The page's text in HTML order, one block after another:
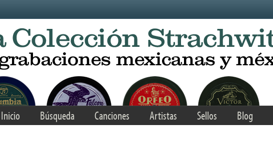
Inicio Búsqueda Canciones Artistas Sellos Blog